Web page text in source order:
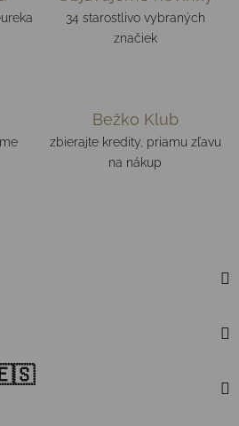
34 starostlivo vybraných
značiek
Bežko Klub
zbierajte kredity, priamu zľavu
na nákup